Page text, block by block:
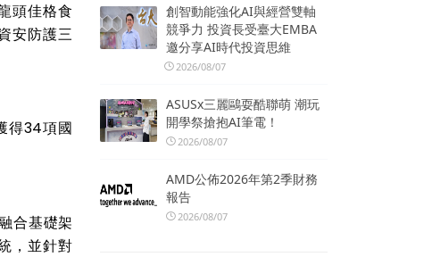
頭佳格食
安防護三
得34項國
合基礎架
，並針對
創智動能強化AI與經營雙軸
競爭力 投資長受臺大EMBA
邀分享AI時代投資思維
2026/08/07
ASUSx三麗鷗耍酷聯萌 潮玩
開學祭搶抱AI筆電！
2026/08/07
AMD公佈2026年第2季財務
報告
2026/08/07